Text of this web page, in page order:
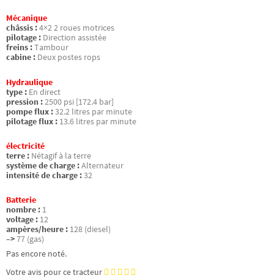
Mécanique
châssis :4×2 2 roues motrices
pilotage : Direction assistée
freins :Tambour
cabine : Deux postes rops
Hydraulique
type : En direct
pression :2500 psi [172.4 bar]
pompe flux :32.2 litres par minute
pilotage flux : 13.6 litres par minute
électricité
terre : Nétagif à la terre
système de charge :Alternateur
intensité de charge :32
Batterie
nombre : 1
voltage : 12
ampères/heure : 128 (diesel)
–>77 (gas)
Pas encore noté.
Votre avis pour ce tracteur